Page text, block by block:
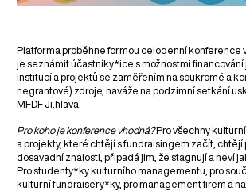
Platforma proběhne formou celodenní konference
je seznámit účastníky*ice s možnostmi
institucí a projektů se zaměřením na soukromé a
negrantové) zdroje, naváže na podzimní setkání
MFDF Ji.hlava.
Pro koho je konference vhodná?Pro všechny
a projekty, které chtějí s fundraisingem začít, chtějí
dosavadní znalosti, připadá jim, že stagnují a neví
Pro studenty*ky kulturního managementu, pro
kulturní fundraisery*ky, pro management firem a